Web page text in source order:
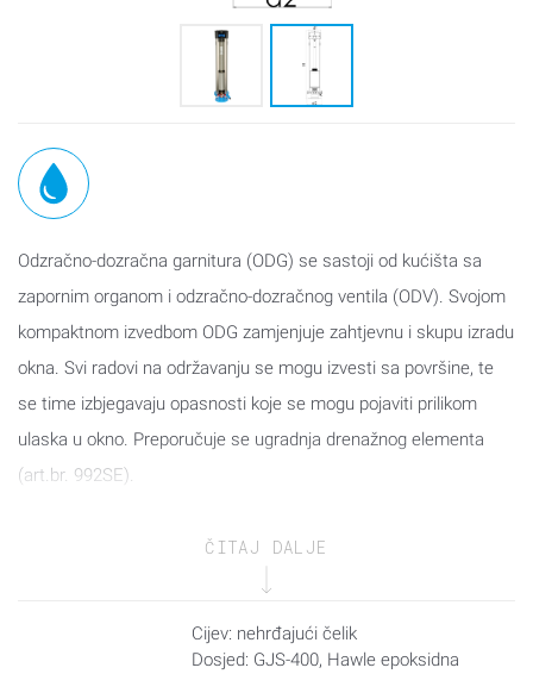
Odzračno-dozračna garnitura (ODG) se sastoji od kućišta sa
zapornim organom i odzračno-dozračnog ventila (ODV). Svojom
kompaktnom izvedbom ODG zamjenjuje zahtjevnu i skupu izradu
okna. Svi radovi na održavanju se mogu izvesti sa površine, te
se time izbjegavaju opasnosti koje se mogu pojaviti prilikom
ulaska u okno. Preporučuje se ugradnja drenažnog elementa
(art.br. 992SE).
većih količina zraka pri radnim uvjetima. BEV radi u području od
POZOR: ventil može sadržavati komprimirani zrak. Prije radova
ČITAJ DALJE
Cijev: nehrđajući čelik
Dosjed: GJS-400, Hawle epoksidna